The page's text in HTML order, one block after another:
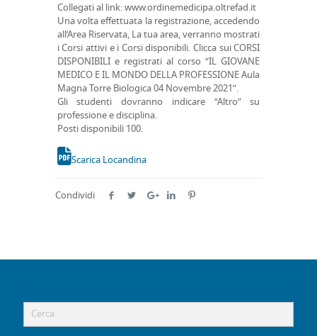
Collegati al link: www.ordinemedicipa.oltrefad.it
Una volta effettuata la registrazione, accedendo
all’Area Riservata, La tua area, verranno mostrati
i Corsi attivi e i Corsi disponibili. Clicca sui CORSI
DISPONIBILI e registrati al corso “IL GIOVANE
MEDICO E IL MONDO DELLA PROFESSIONE Aula
Magna Torre Biologica 04 Novembre 2021”.
Gli studenti dovranno indicare “Altro” su
professione e disciplina.
Posti disponibili 100.
Scarica Locandina
Condividi